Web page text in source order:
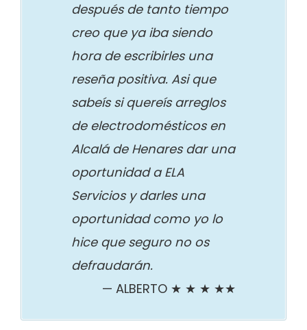
después de tanto tiempo
creo que ya iba siendo
hora de escribirles una
reseña positiva. Asi que
sabeís si quereís arreglos
de electrodomésticos en
Alcalá de Henares dar una
oportunidad a ELA
Servicios y darles una
oportunidad como yo lo
hice que seguro no os
defraudarán.
ALBERTO ★ ★ ★ ★★